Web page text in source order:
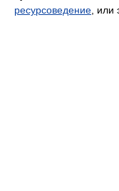
ресурсоведение, или